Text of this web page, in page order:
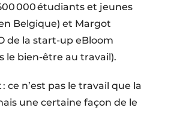
000 étudiants et jeunes
Belgique) et Margot
de la start-up eBloom
le bien-être au travail).
ce n’est pas le travail que la
une certaine façon de le